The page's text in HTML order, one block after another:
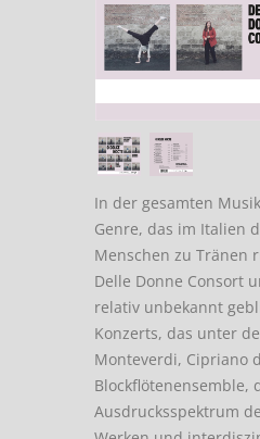
In der gesamten
Genre, das im Italien
Menschen zu Tränen
Delle Donne Consort
relativ unbekannt
Konzerts, das unter
Monteverdi, Cipriano
Blockflötenensemble,
Ausdrucksspektrum